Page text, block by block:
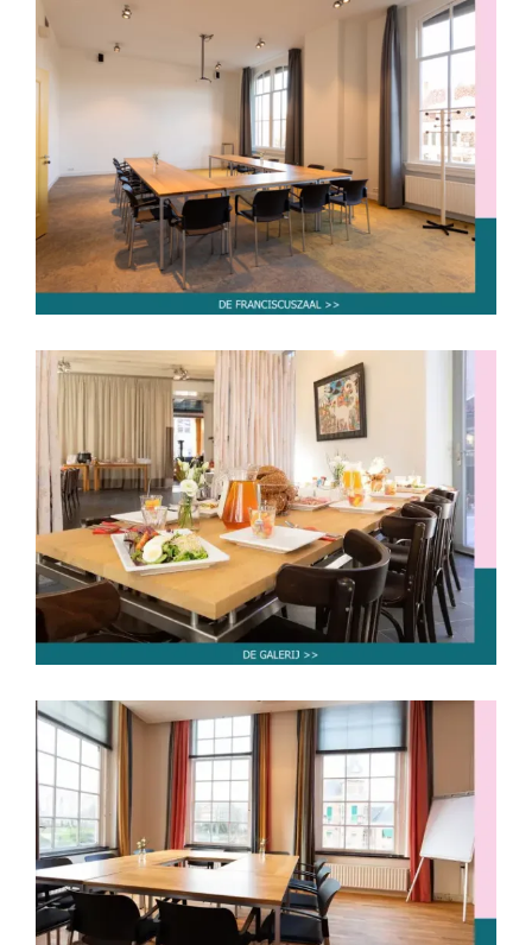
De Franciscuszaal
tot 10 personen tot 30 personen
De Galerij
tot 30 personen tot 40 personen tot 50 personen
tot 60 personen tot 80 personen
De Torenkamer
tot 10 personen